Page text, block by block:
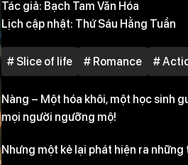
Tác giả: Bạch Tam Văn Hóa
Lịch cập nhật: Thứ Sáu Hằng Tuần
# Slice of life # Romance #
Nàng – Một hóa khôi, một học sinh
mọi người ngưỡng mộ!
Nhưng một kẻ lại phát hiện ra